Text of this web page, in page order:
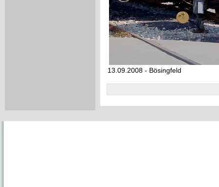
13.09.2008 - Bösingfeld